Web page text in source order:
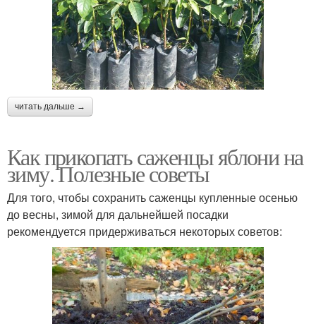
читать дальше →
Как прикопать саженцы яблони на
зиму. Полезные советы
Для того, чтобы сохранить саженцы купленные осенью
до весны, зимой для дальнейшей посадки
рекомендуется придерживаться некоторых советов: